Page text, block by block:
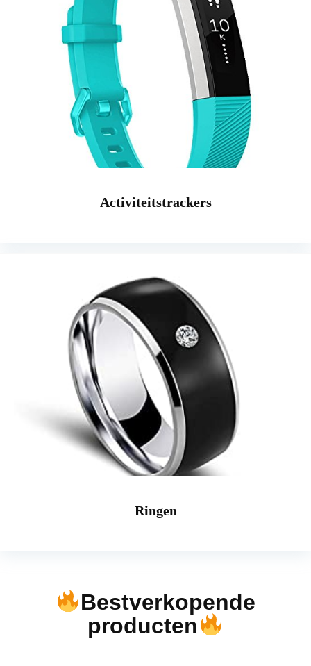
Activiteitstrackers
Ringen
Bestverkopende
producten